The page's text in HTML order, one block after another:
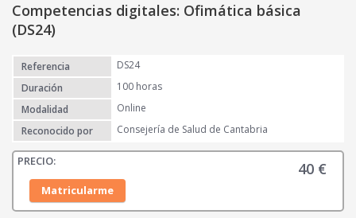
Competencias digitales: Ofimática básica
(DS24)
Referencia
DS24
Duración
100 horas
Modalidad
Online
Reconocido por
Consejería de Salud de Cantabria
40 €
Matricularme